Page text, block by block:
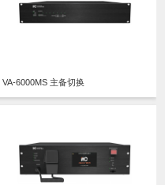
VA-6000MS 主备切换